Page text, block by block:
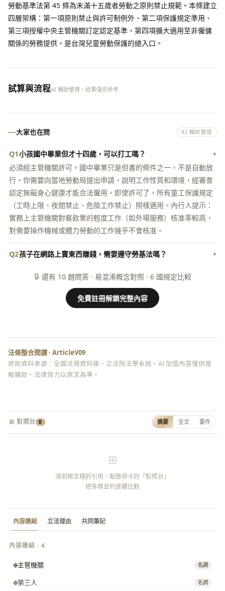
勞動基準法第 45 條為未滿十五歲者勞動之原則禁止規範。本條建立
四層架構：第一項原則禁止與許可制例外、第二項保護規定準用、
第三項授權中央主管機關訂定認定基準、第四項擴大適用至非僱傭
關係的勞務提供，是台灣兒童勞動保護的總入口。
試算與流程AI 輔助整理，結果僅供參考
大家也在問 AI 輔助整理
Q1小孩國中畢業但才十四歲，可以打工嗎？ ▾
必須經主管機關許可。國中畢業只是但書的條件之一，不是自動放
行。你需要向當地勞動局提出申請，說明工作性質和環境，經審查
認定無礙身心健康才能合法僱用。即使許可了，所有童工保護規定
（工時上限、夜間禁止、危險工作禁止）照樣適用。內行人提示：
實務上主管機關對餐飲業的輕度工作（如外場服務）核准率較高，
對需要操作機械或體力勞動的工作幾乎不會核准。
Q2孩子在網路上賣東西賺錢，需要遵守勞基法嗎？ ▾
🔒 還有 10 題問答 · 易混淆概念對照 · 6 國規定比較
免費註冊解鎖完整內容
法條整合閱讀 · ArticleV09
原始資料來源：全國法規資料庫、立法院法學系統。AI 加值內容僅供理
解輔助，法律效力以原文為準。
⊞ 對照台 0 摘要 全文 要件
⊞
滑到條文裡的引用，點懸停卡的「對照台」
把多條並列逐欄比較
內容連結 立法理由 共同筆記
內容連結 · 4
主管機關 名詞
第三人 名詞